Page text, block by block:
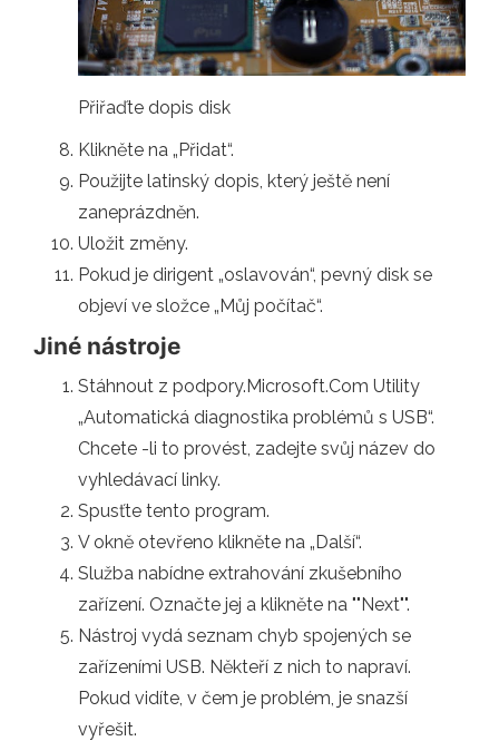
Přiřaďte dopis disk
Klikněte na „Přidat“.
Použijte latinský dopis, který ještě není
zaneprázdněn.
Uložit změny.
Pokud je dirigent „oslavován“, pevný disk se
objeví ve složce „Můj počítač“.
Jiné nástroje
Stáhnout z podpory.Microsoft.Com Utility
„Automatická diagnostika problémů s USB“.
Chcete -li to provést, zadejte svůj název do
vyhledávací linky.
Spusťte tento program.
V okně otevřeno klikněte na „Další“.
Služba nabídne extrahování zkušebního
zařízení. Označte jej a klikněte na ""Next"".
Nástroj vydá seznam chyb spojených se
zařízeními USB. Někteří z nich to napraví.
Pokud vidíte, v čem je problém, je snazší
vyřešit.